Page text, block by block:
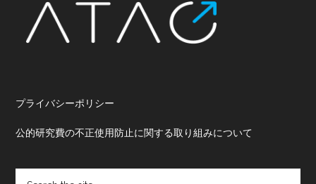
プライバシーポリシー
公的研究費の不正使用防止に関する取り組みについて